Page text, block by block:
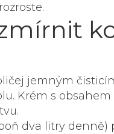
jemným
Krém s
dva litry